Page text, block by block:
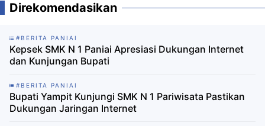
Direkomendasikan
#BERITA PANIAI
Kepsek SMK N 1 Paniai Apresiasi Dukungan Internet
dan Kunjungan Bupati ‎
#BERITA PANIAI
Bupati Yampit Kunjungi SMK N 1 Pariwisata Pastikan
Dukungan Jaringan Internet